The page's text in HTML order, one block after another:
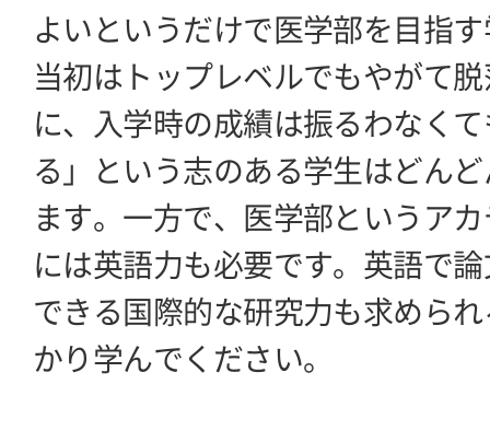
よいというだけで医学部を目指
当初はトップレベルでもやがて
に、入学時の成績は振るわなく
る」という志のある学生はどん
ます。一方で、医学部というア
には英語力も必要です。英語で
できる国際的な研究力も求めら
かり学んでください。